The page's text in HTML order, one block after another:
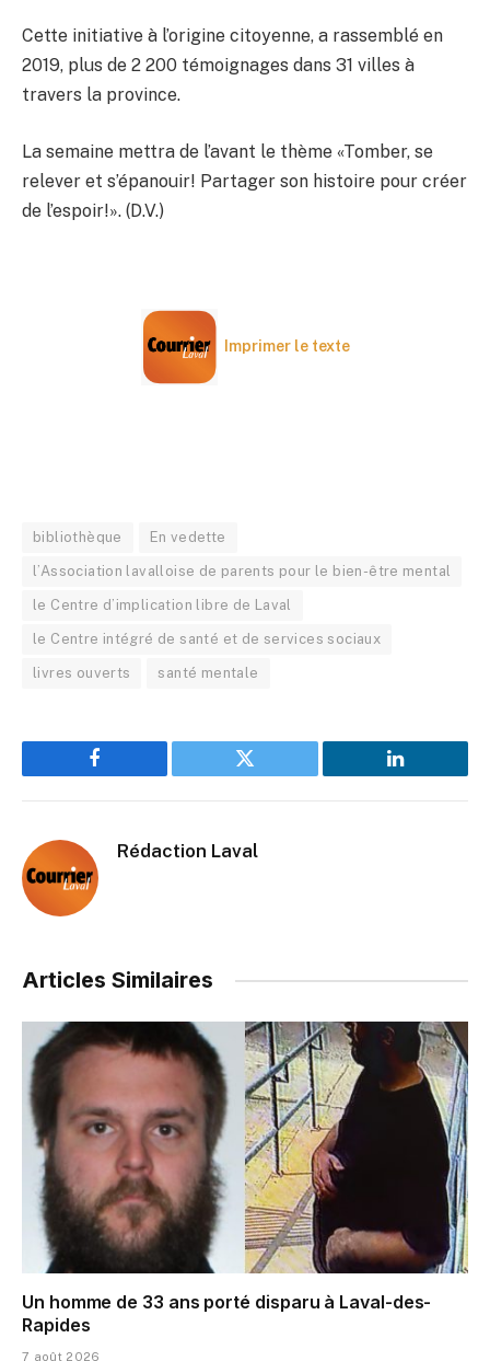
Cette initiative à l’origine citoyenne, a rassemblé en
2019, plus de 2 200 témoignages dans 31 villes à
travers la province.
La semaine mettra de l’avant le thème «Tomber, se
relever et s’épanouir! Partager son histoire pour créer
de l’espoir!». (D.V.)
Imprimer le texte
bibliothèque En vedette
l’Association lavalloise de parents pour le bien-être mental
le Centre d’implication libre de Laval
le Centre intégré de santé et de services sociaux
livres ouverts santé mentale
Facebook Twitter LinkedIn
Rédaction Laval
Articles Similaires
Un homme de 33 ans porté disparu à Laval-des-
Rapides
7 août 2026